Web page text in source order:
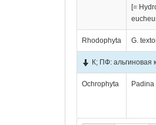
[=
Rhodophyta G.
К; ПФ: альгиновая
Ochrophyta Padina